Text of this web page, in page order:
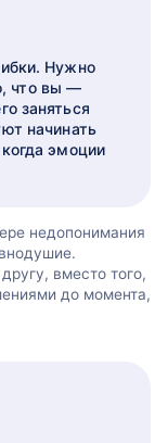
Нужно
что вы —
заняться
начинать
эмоции
недопонимания
вместо того,
до момента,